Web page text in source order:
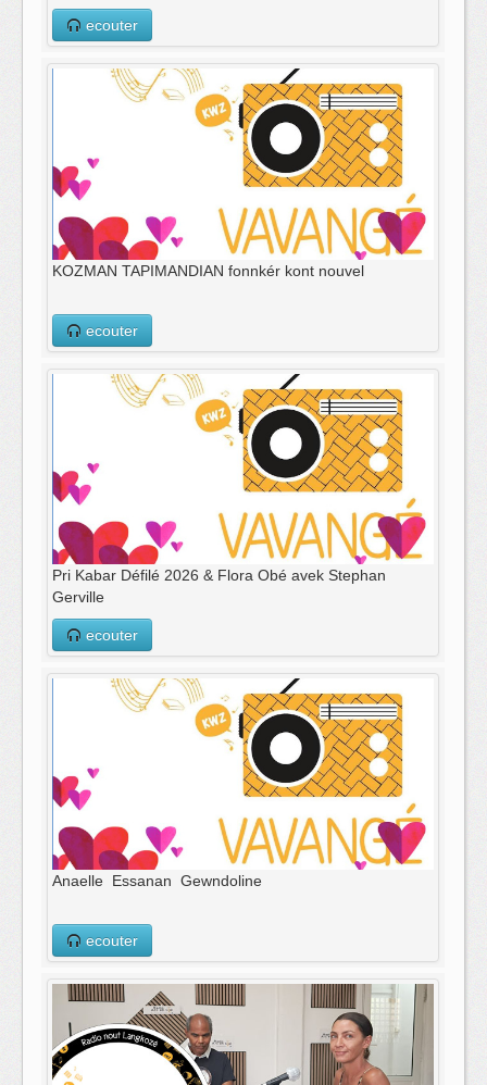
ecouter
KOZMAN TAPIMANDIAN fonnkér kont nouvel​
ecouter
Pri Kabar Défilé 2026 & Flora Obé avek Stephan
Gerville
ecouter
Anaelle Essanan Gewndoline
ecouter